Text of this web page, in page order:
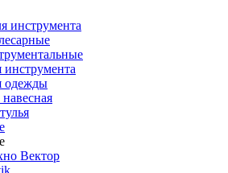
инструмента
одежды
Вектор